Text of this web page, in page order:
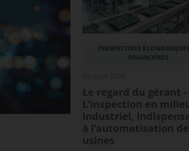
PERSPECTIVES
FINANCIÈRES
Le regard du gérant -
L’inspection en
industriel,
à l’automatisation
usines